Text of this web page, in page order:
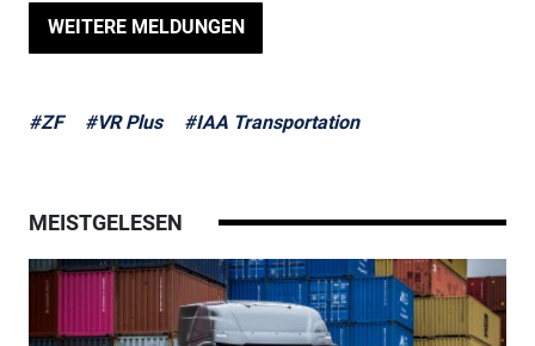
WEITERE MELDUNGEN
#ZF #VR Plus #IAA Transportation
MEISTGELESEN